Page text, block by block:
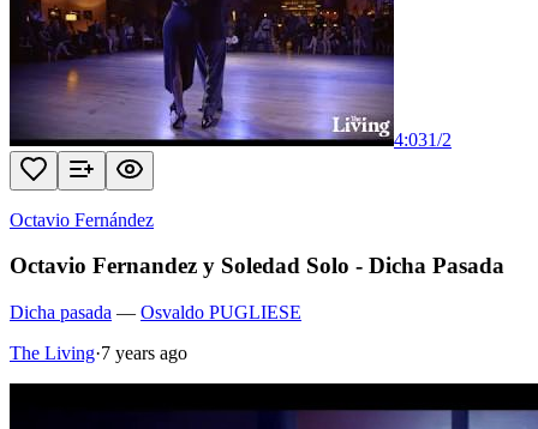
4:031/2
Octavio Fernández
Octavio Fernandez y Soledad Solo - Dicha Pasada
Dicha pasada — Osvaldo PUGLIESE
The Living·7 years ago